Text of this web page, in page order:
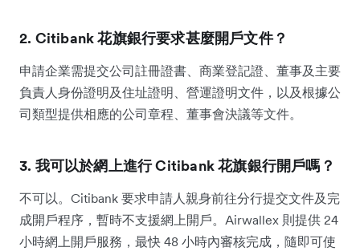
2. Citibank 花旗銀行要求甚麼開戶文件？
申請企業需提交公司註冊證書、商業登記證、董事及主要
負責人身份證明及住址證明、營運證明文件，以及根據公
司類型提供相應的公司章程、董事會決議等文件。
3. 我可以於網上進行 Citibank 花旗銀行開戶嗎？
不可以。Citibank 要求申請人親身前往分行提交文件及完
成開戶程序，暫時不支援網上開戶。Airwallex 則提供 24
小時網上開戶服務，最快 48 小時內審核完成，隨即可使